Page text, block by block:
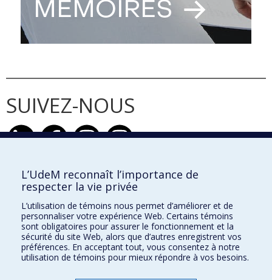
SUIVEZ-NOUS
École de design
École d'architecture
École d'urbanisme et d'architecture de paysage
Faculté de l'aménagement
L’UdeM reconnaît l’importance de
respecter la vie privée
L’utilisation de témoins nous permet d’améliorer et de
personnaliser votre expérience Web. Certains témoins
sont obligatoires pour assurer le fonctionnement et la
sécurité du site Web, alors que d’autres enregistrent vos
préférences. En acceptant tout, vous consentez à notre
utilisation de témoins pour mieux répondre à vos besoins.